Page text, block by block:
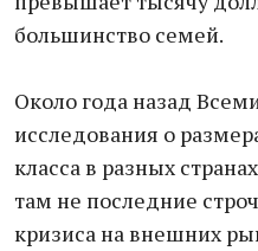
большинство семей.
Около года назад
исследования о
класса в разных
там не последние
кризиса на внешних